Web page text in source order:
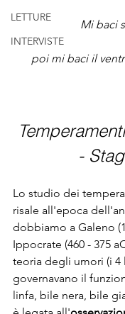
LETTURE
INTERVISTE
Mi baci
poi mi baci il
-
Lo studio dei
risale all'epoca
dobbiamo a Galeno
Ippocrate (460 - 375
teoria degli umori (i 4
governavano il
linfa, bile nera, bile